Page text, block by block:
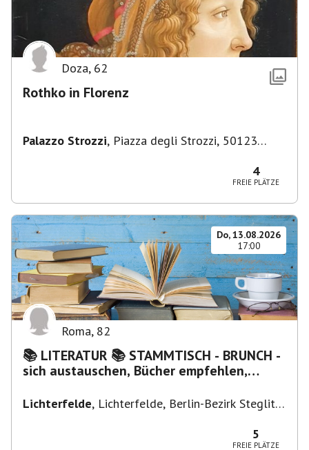
Doza, 62
Rothko in Florenz
Palazzo Strozzi, Piazza degli Strozzi, 50123
4
FREIE PLÄTZE
Do, 13.08.2026
17:00
Roma, 82
📚 LITERATUR 📚 STAMMTISCH - BRUNCH -
sich austauschen, Bücher empfehlen,
Lichterfelde, Lichterfelde, Berlin-Bezirk Steglitz-
5
FREIE PLÄTZE